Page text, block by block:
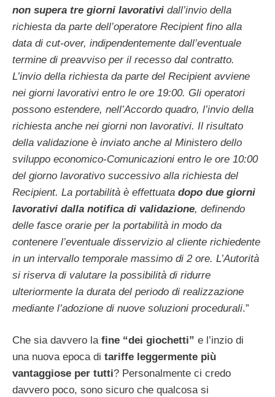
non supera tre giorni lavorativi dall’invio della
richiesta da parte dell’operatore Recipient fino alla
data di cut-over, indipendentemente dall’eventuale
termine di preavviso per il recesso dal contratto.
L’invio della richiesta da parte del Recipient avviene
nei giorni lavorativi entro le ore 19:00. Gli operatori
possono estendere, nell’Accordo quadro, l’invio della
richiesta anche nei giorni non lavorativi. Il risultato
della validazione è inviato anche al Ministero dello
sviluppo economico-Comunicazioni entro le ore 10:00
del giorno lavorativo successivo alla richiesta del
Recipient. La portabilità è effettuata dopo due giorni
lavorativi dalla notifica di validazione, definendo
delle fasce orarie per la portabilità in modo da
contenere l’eventuale disservizio al cliente richiedente
in un intervallo temporale massimo di 2 ore. L’Autorità
si riserva di valutare la possibilità di ridurre
ulteriormente la durata del periodo di realizzazione
mediante l’adozione di nuove soluzioni procedurali.”
Che sia davvero la fine “dei giochetti” e l’inzio di
una nuova epoca di tariffe leggermente più
vantaggiose per tutti? Personalmente ci credo
davvero poco, sono sicuro che qualcosa si